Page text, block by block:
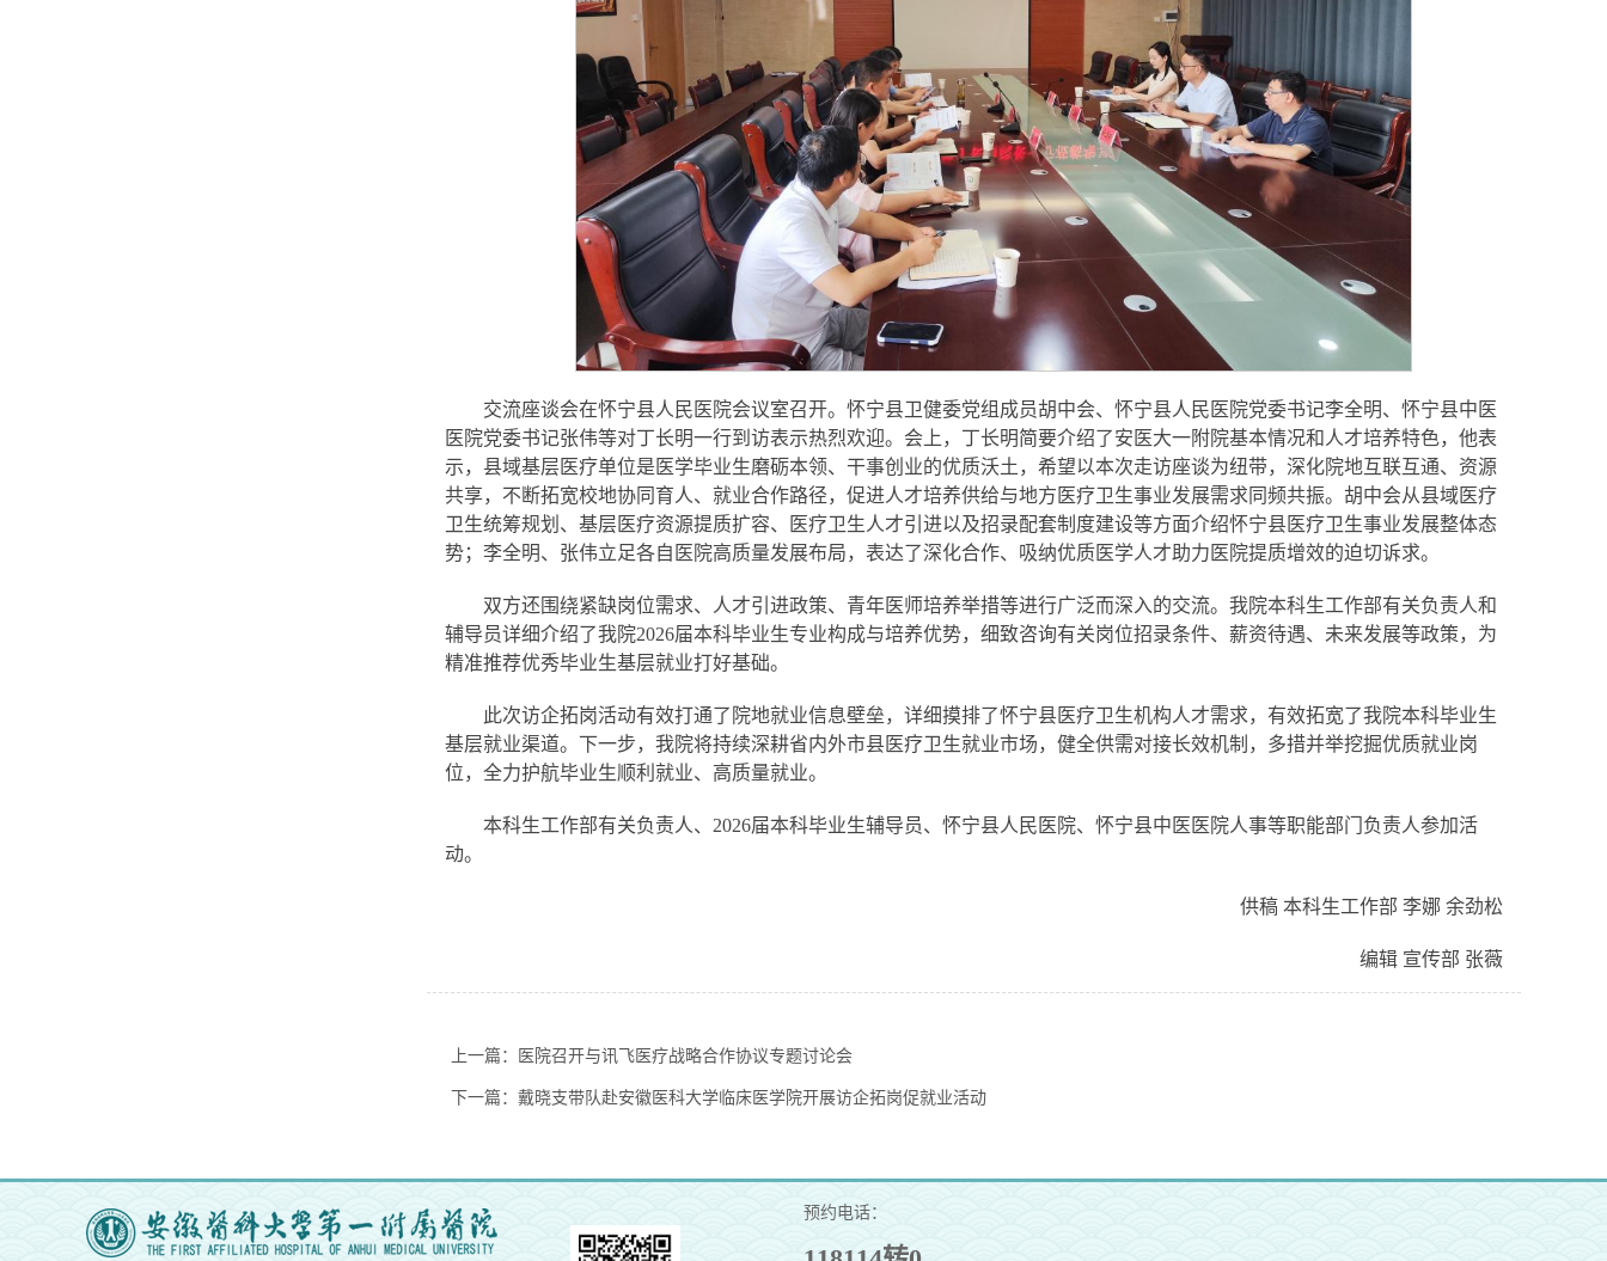
交流座谈会在怀宁县人民医院会议室召开。怀宁县卫健委党组成员胡中会、怀宁县人民医院党委书记李全明、怀宁县中医
医院党委书记张伟等对丁长明一行到访表示热烈欢迎。会上，丁长明简要介绍了安医大一附院基本情况和人才培养特色，他表
示，县域基层医疗单位是医学毕业生磨砺本领、干事创业的优质沃土，希望以本次走访座谈为纽带，深化院地互联互通、资源
共享，不断拓宽校地协同育人、就业合作路径，促进人才培养供给与地方医疗卫生事业发展需求同频共振。胡中会从县域医疗
卫生统筹规划、基层医疗资源提质扩容、医疗卫生人才引进以及招录配套制度建设等方面介绍怀宁县医疗卫生事业发展整体态
势；李全明、张伟立足各自医院高质量发展布局，表达了深化合作、吸纳优质医学人才助力医院提质增效的迫切诉求。
双方还围绕紧缺岗位需求、人才引进政策、青年医师培养举措等进行广泛而深入的交流。我院本科生工作部有关负责人和
辅导员详细介绍了我院2026届本科毕业生专业构成与培养优势，细致咨询有关岗位招录条件、薪资待遇、未来发展等政策，为
精准推荐优秀毕业生基层就业打好基础。
此次访企拓岗活动有效打通了院地就业信息壁垒，详细摸排了怀宁县医疗卫生机构人才需求，有效拓宽了我院本科毕业生
基层就业渠道。下一步，我院将持续深耕省内外市县医疗卫生就业市场，健全供需对接长效机制，多措并举挖掘优质就业岗
位，全力护航毕业生顺利就业、高质量就业。
本科生工作部有关负责人、2026届本科毕业生辅导员、怀宁县人民医院、怀宁县中医医院人事等职能部门负责人参加活
动。
供稿 本科生工作部 李娜 余劲松
编辑 宣传部 张薇
上一篇：医院召开与讯飞医疗战略合作协议专题讨论会
下一篇：戴晓支带队赴安徽医科大学临床医学院开展访企拓岗促就业活动
预约电话：